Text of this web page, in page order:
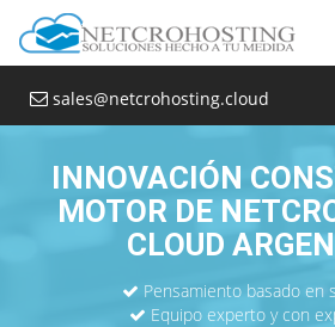
sales@netcrohosting.cloud
INNOVACIÓN
MOTOR DE
CLOUD
Pensamiento basado en
Equipo experto y con